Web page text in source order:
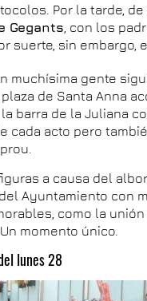
Por la tarde,
Gegants , con los
suerte, sin
muchísima gente
de Santa Anna
barra de la Juliana
cada acto pero
a causa del
Ayuntamiento con
como la
momento único.
lunes 28